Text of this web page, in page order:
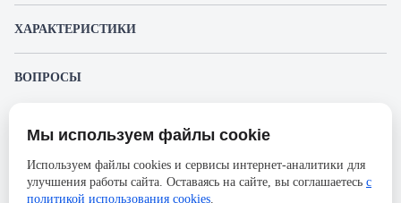
ХАРАКТЕРИСТИКИ
Производитель
Категория
ВОПРОСЫ
Пожалуйста, авторизуйтесь, чтобы иметь
Представленные изображения и характеристики могут отличаться от реального
без предварительного уведомления. Компания АйДистрибьют не несёт
ответственности в случае не соответствия текущей модели товаров фотографиям,
размещённым в карточке товара.
Мы используем файлы cookie
Используем файлы cookies и сервисы интернет-аналитики для
улучшения работы сайта. Оставаясь на сайте, вы соглашаетесь с
политикой использования cookies.